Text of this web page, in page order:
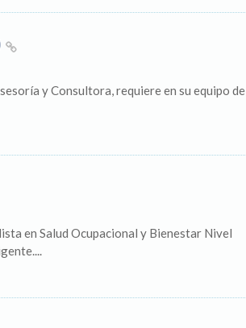
y Consultora, requiere en su equipo de
en Salud Ocupacional y Bienestar Nivel